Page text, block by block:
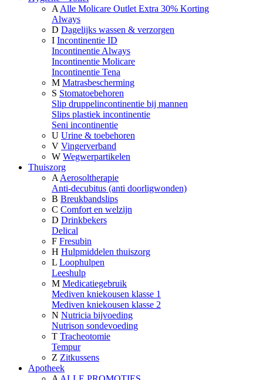
A Alle Molicare Outlet Extra 30% Korting
Always
D Dagelijks wassen & verzorgen
I Incontinentie ID
Incontinentie Always
Incontinentie Molicare
Incontinentie Tena
M Matrasbescherming
S Stomatoebehoren
Slip druppelincontinentie bij mannen
Slips plastiek incontinentie
Seni incontinentie
U Urine & toebehoren
V Vingerverband
W Wegwerpartikelen
Thuiszorg
A Aerosoltherapie
Anti-decubitus (anti doorligwonden)
B Breukbandslips
C Comfort en welzijn
D Drinkbekers
Delical
F Fresubin
H Hulpmiddelen thuiszorg
L Loophulpen
Leeshulp
M Medicatiegebruik
Mediven kniekousen klasse 1
Mediven kniekousen klasse 2
N Nutricia bijvoeding
Nutrison sondevoeding
T Tracheotomie
Tempur
Z Zitkussens
Apotheek